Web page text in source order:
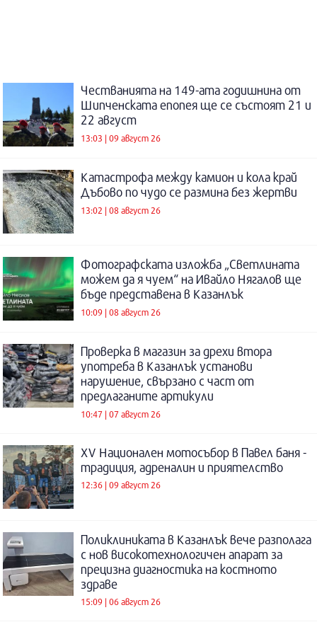
Честванията на 149-ата годишнина от
Шипченската епопея ще се състоят 21 и
22 август
13:03 | 09 август 26
Катастрофа между камион и кола край
Дъбово по чудо се размина без жертви
13:02 | 08 август 26
Фотографската изложба „Светлината
можем да я чуем“ на Ивайло Нягалов ще
бъде представена в Казанлък
10:09 | 08 август 26
Проверка в магазин за дрехи втора
употреба в Казанлък установи
нарушение, свързано с част от
предлаганите артикули
10:47 | 07 август 26
XV Национален мотосъбор в Павел баня -
традиция, адреналин и приятелство
12:36 | 09 август 26
Поликлиниката в Казанлък вече разполага
с нов високотехнологичен апарат за
прецизна диагностика на костното
здраве
15:09 | 06 август 26